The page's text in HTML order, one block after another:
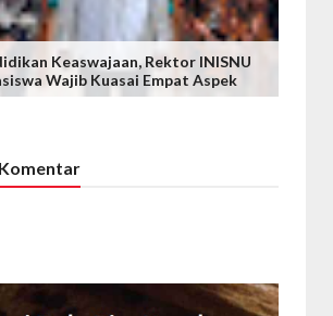
Keaswajaan, Rektor INISNU
Wajib Kuasai Empat Aspek